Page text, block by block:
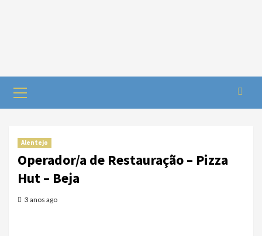
Alentejo
Operador/a de Restauração – Pizza
Hut – Beja
3 anos ago